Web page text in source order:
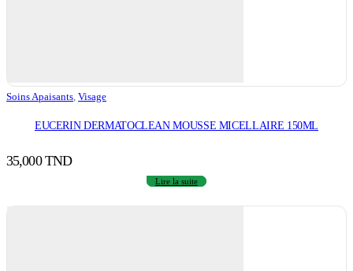
Soins Apaisants, Visage
EUCERIN DERMATOCLEAN MOUSSE MICELLAIRE 150ML
35,000TND
Lire la suite